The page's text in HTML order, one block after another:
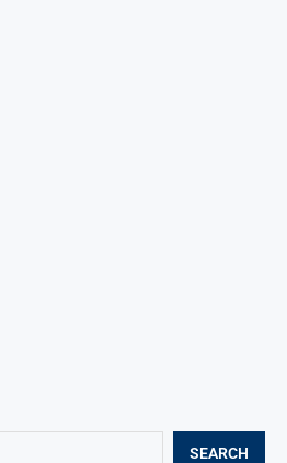
SEARCH